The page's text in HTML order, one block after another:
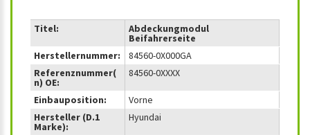
Titel: Abdeckungmodul
Beifahrerseite
Herstellernummer:
84560-0X000GA
Referenznummer(
n) OE:
84560-0XXXX
Einbauposition:
Vorne
Hersteller (D.1
Marke):
Hyundai